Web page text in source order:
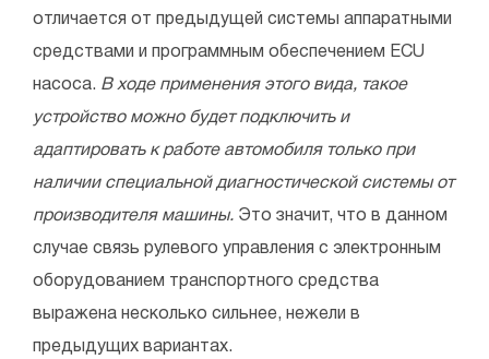
отличается от предыдущей системы аппаратными
средствами и программным обеспечением ECU
насоса. В ходе применения этого вида, такое
устройство можно будет подключить и
адаптировать к работе автомобиля только при
наличии специальной диагностической системы от
производителя машины. Это значит, что в данном
случае связь рулевого управления с электронным
оборудованием транспортного средства
выражена несколько сильнее, нежели в
предыдущих вариантах.